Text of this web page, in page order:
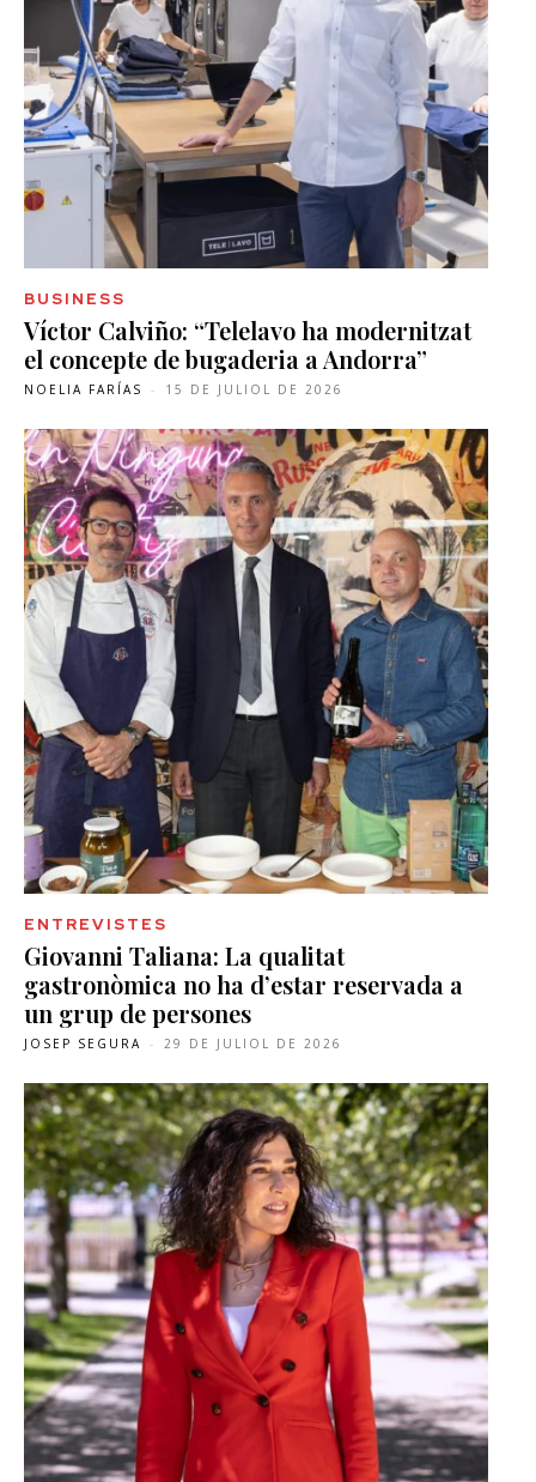
BUSINESS
Víctor Calviño: “Telelavo ha modernitzat
el concepte de bugaderia a Andorra”
NOELIA FARÍAS - 15 DE JULIOL DE 2026
ENTREVISTES
Giovanni Taliana: La qualitat
gastronòmica no ha d’estar reservada a
un grup de persones
JOSEP SEGURA - 29 DE JULIOL DE 2026